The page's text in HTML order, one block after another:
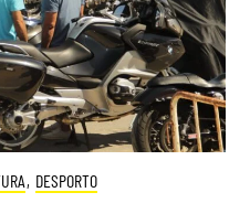
, DESPORTO